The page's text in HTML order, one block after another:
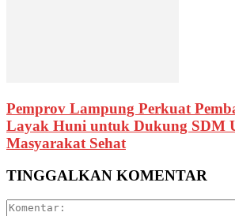
Pemprov Lampung Perkuat
Layak Huni untuk Dukung SDM
Masyarakat Sehat
TINGGALKAN KOMENTAR